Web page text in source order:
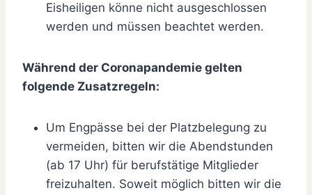
Eisheiligen könne nicht ausgeschlossen
werden und müssen beachtet werden.
Während der Coronapandemie gelten
folgende Zusatzregeln:
Um Engpässe bei der Platzbelegung zu
vermeiden, bitten wir die Abendstunden
(ab 17 Uhr) für berufstätige Mitglieder
freizuhalten. Soweit möglich bitten wir die